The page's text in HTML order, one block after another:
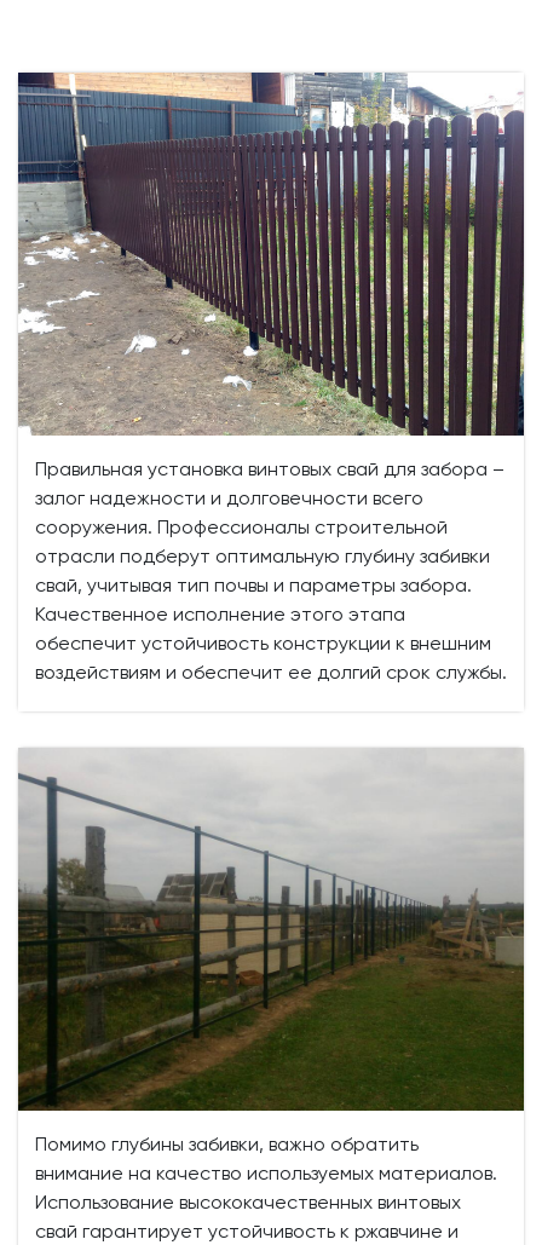
Правильная установка винтовых свай для забора –
залог надежности и долговечности всего
сооружения. Профессионалы строительной
отрасли подберут оптимальную глубину забивки
свай, учитывая тип почвы и параметры забора.
Качественное исполнение этого этапа
обеспечит устойчивость конструкции к внешним
воздействиям и обеспечит ее долгий срок службы.
Помимо глубины забивки, важно обратить
внимание на качество используемых материалов.
Использование высококачественных винтовых
свай гарантирует устойчивость к ржавчине и